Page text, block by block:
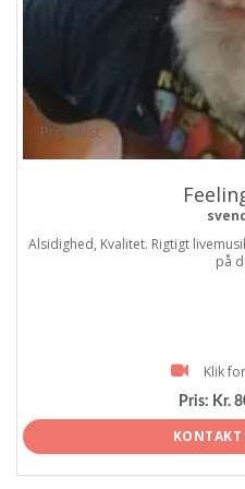
ProArtist
Alsidighed, Kvalitet. Rigtigt
på
Klik
Pris: Kr.
KONTAKT